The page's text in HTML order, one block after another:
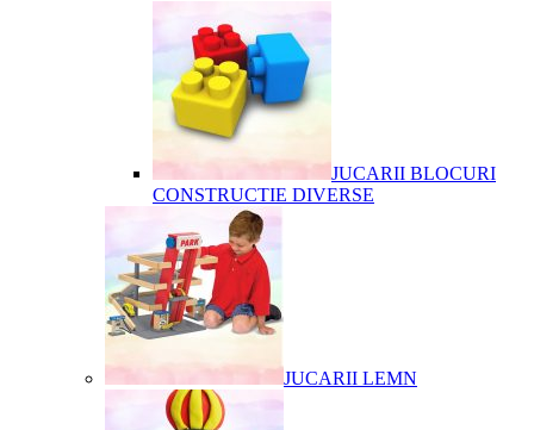
JUCARII BLOCURI
CONSTRUCTIE DIVERSE
JUCARII LEMN